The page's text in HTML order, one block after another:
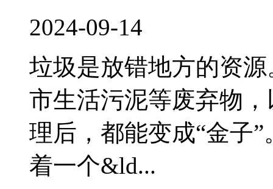
2024-09-14
垃圾是放错地方的资
市生活污泥等废弃物
理后，都能变成“金子
着一个&ld...